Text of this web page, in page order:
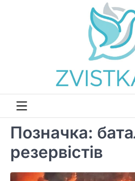
Позначка:
резервістів